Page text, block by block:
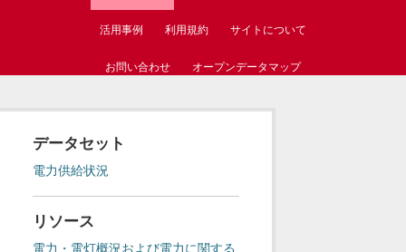
活用事例 利用規約 サイトについて
お問い合わせ オープンデータマップ
データセット
電力供給状況
リソース
電力・電灯概況および電力に関する